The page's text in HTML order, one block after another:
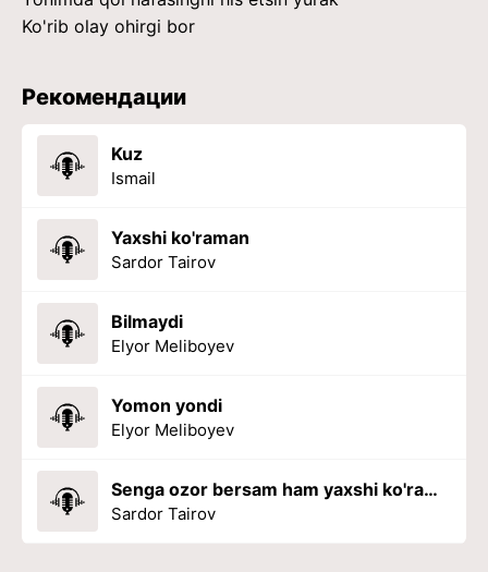
Ko'rib olay ohirgi bor
Рекомендации
Kuz
Ismail
Yaxshi ko'raman
Sardor Tairov
Bilmaydi
Elyor Meliboyev
Yomon yondi
Elyor Meliboyev
Senga ozor bersam ham yaxshi ko'raman
Sardor Tairov